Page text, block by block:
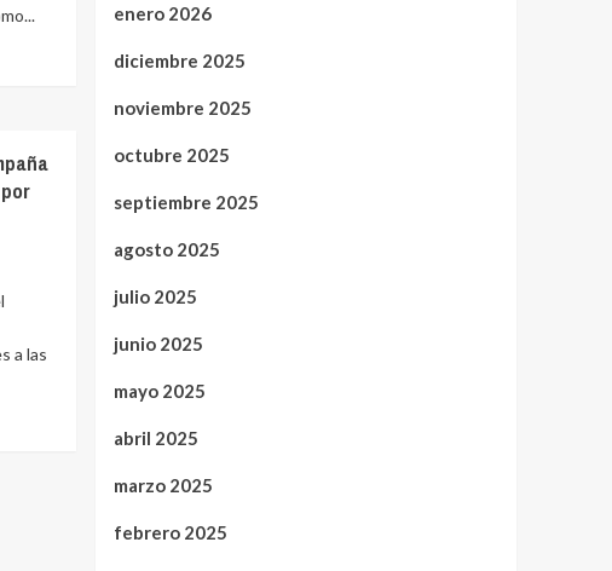
a las
enero 2026
diciembre 2025
noviembre 2025
octubre 2025
septiembre 2025
agosto 2025
julio 2025
junio 2025
mayo 2025
abril 2025
marzo 2025
febrero 2025